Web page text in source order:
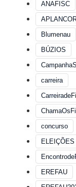
ANAFISC
Blumenau
BÚZIOS
carreira
concurso
ELEIÇÕES
EREFAU